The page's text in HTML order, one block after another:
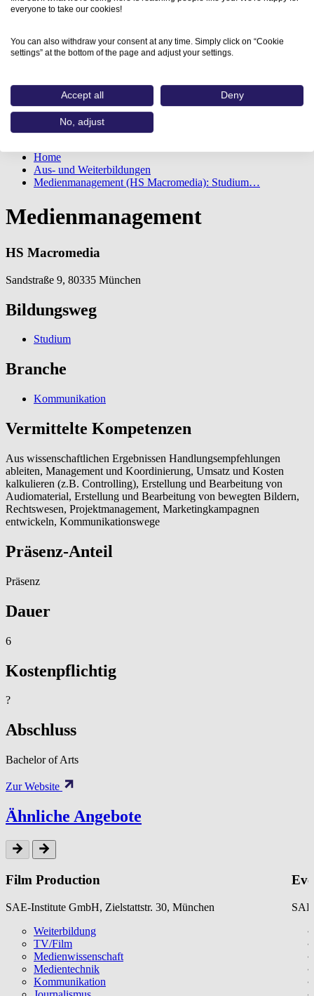
Home
Aus- und Weiterbildungen
Medienmanagement (HS Macromedia): Studium…
Medienmanagement
HS Macromedia
Sandstraße 9, 80335 München
Bildungsweg
Studium
Branche
Kommunikation
Vermittelte Kompetenzen
Aus wissenschaftlichen Ergebnissen Handlungsempfehlungen
ableiten, Management und Koordinierung, Umsatz und Kosten
kalkulieren (z.B. Controlling), Erstellung und Bearbeitung von
Audiomaterial, Erstellung und Bearbeitung von bewegten Bildern,
Rechtswesen, Projektmanagement, Marketingkampagnen
entwickeln, Kommunikationswege
Präsenz-Anteil
Präsenz
Dauer
6
Kostenpflichtig
?
Abschluss
Bachelor of Arts
Zur Website
Ähnliche Angebote
Film Production
SAE-Institute GmbH, Zielstattstr. 30, München
Weiterbildung
TV/Film
Medienwissenschaft
Medientechnik
Kommunikation
everyone to take our cookies!
You can also withdraw your consent at any time. Simply click on “Cookie
settings” at the bottom of the page and adjust your settings.
Accept all Deny
No, adjust